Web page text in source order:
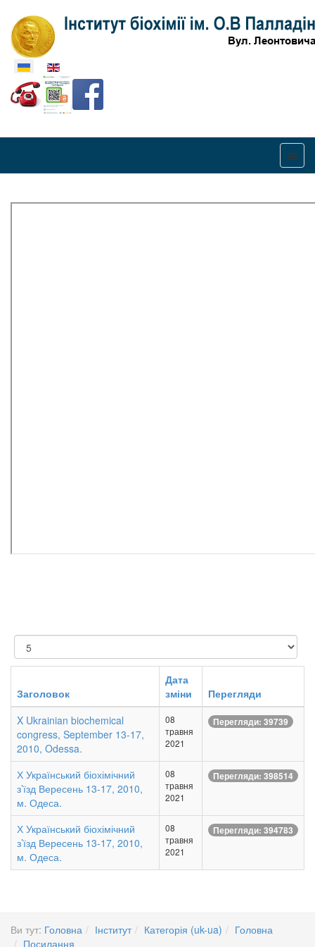
Оберіть свою мову
Показувати
Заголовок
Дата
зміни
Перегляди
X Ukrainian biochemical
congress, September 13-17,
2010, Odessa.
08
травня
2021
Перегляди: 39739
Х Український біохімічний
з’їзд Вересень 13-17, 2010,
м. Одеса.
08
травня
2021
Перегляди: 398514
Х Український біохімічний
з’їзд Вересень 13-17, 2010,
м. Одеса.
08
травня
2021
Перегляди: 394783
Ви тут: Головна Інститут Категорія (uk-ua)
Головна
Посилання